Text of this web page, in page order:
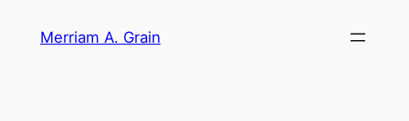
Merriam A. Grain